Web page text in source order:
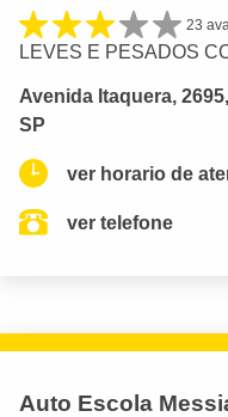
23
LEVES E PESADOS
Avenida Itaquera,
SP
ver horario de
ver telefone
Auto Escola